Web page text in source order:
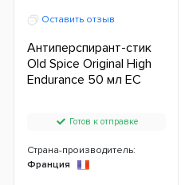
Оставить отзыв
Антиперспирант-стик
Old Spice Original High
Endurance 50 мл ЕС
Готов к отправке
Страна-производитель:
Франция